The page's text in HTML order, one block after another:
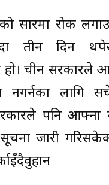
प्रसारमा रोक
तीन दिन
हो। चीन सरकारले
नगर्नका लागि
पनि आफ्ना
सूचना जारी